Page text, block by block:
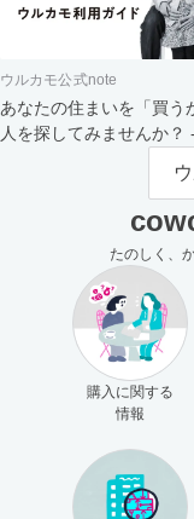
ウルカモ公式note
あなたの住まいを「買う
人を探してみませんか？ -
たのしく、
購入に関する
情報